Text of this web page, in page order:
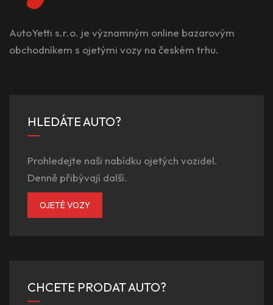
AutoYetti s.r.o. je významným online bazarovým
obchodníkem s ojetými vozy na českém trhu.
HLEDÁTE AUTO?
Prohledejte naši nabídku ojetých vozidel.
Denně přibývají další.
OJETÉ VOZY
CHCETE PRODAT AUTO?